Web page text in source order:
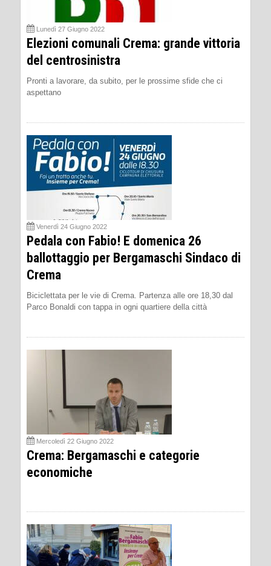
Lunedì 27 Giugno 2022
Elezioni comunali Crema: grande vittoria
del centrosinistra
Pronti a lavorare, da subito, per le prossime sfide che ci
aspettano
Venerdì 24 Giugno 2022
Pedala con Fabio! E domenica 26
ballottaggio per Bergamaschi Sindaco di
Crema
Biciclettata per le vie di Crema. Partenza alle ore 18,30 dal
Parco Bonaldi con tappa in ogni quartiere della città
Mercoledì 22 Giugno 2022
Crema: Bergamaschi e categorie
economiche